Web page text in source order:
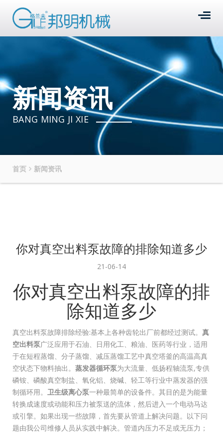
新闻资讯
BANG MING JI XIE
首页 新闻资讯
你对真空出料泵故障的排除知道多少
21-06-14
你对真空出料泵故障的排
除知道多少
真空出料泵故障排除经验:基本上各种齿轮出厂前都经过测试。 真
空出料泵广泛应用于石油、日用化工、粮油、医药等行业，适用
于在短程蒸馏、分子蒸馏、减压蒸馏工艺中真空塔釜的高温高真
空状态下物料抽出。 蒸发器循环泵为大流量、低扬程轴流泵,专供
磷铵、磷酸真空制盐、氧化铝、烧碱、轻工等行业中蒸发器的强
制循环用。 卫生级离心泵一种最简单的设备件。其目的是为能量
转换成速度或动能和压力被泵送的流体，然后进入一个电动马达
或引擎。如果出现一些故障，首先要从管道上解决问题。以下问
题由我公司维修人员从实践中解决。管道内压力不足或无压力；